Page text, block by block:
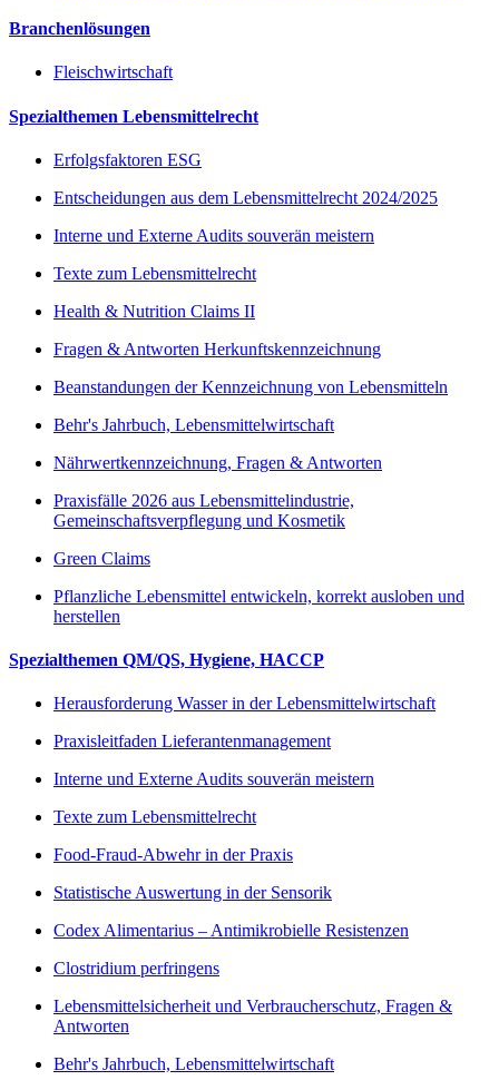
Branchenlösungen
Fleischwirtschaft
Spezialthemen Lebensmittelrecht
Erfolgsfaktoren ESG
Entscheidungen aus dem Lebensmittelrecht 2024/2025
Interne und Externe Audits souverän meistern
Texte zum Lebensmittelrecht
Health & Nutrition Claims II
Fragen & Antworten Herkunftskennzeichnung
Beanstandungen der Kennzeichnung von Lebensmitteln
Behr's Jahrbuch, Lebensmittelwirtschaft
Nährwertkennzeichnung, Fragen & Antworten
Praxisfälle 2026 aus Lebensmittelindustrie,
Gemeinschaftsverpflegung und Kosmetik
Green Claims
Pflanzliche Lebensmittel entwickeln, korrekt ausloben und
herstellen
Spezialthemen QM/QS, Hygiene, HACCP
Herausforderung Wasser in der Lebensmittelwirtschaft
Praxisleitfaden Lieferantenmanagement
Interne und Externe Audits souverän meistern
Texte zum Lebensmittelrecht
Food-Fraud-Abwehr in der Praxis
Statistische Auswertung in der Sensorik
Codex Alimentarius – Antimikrobielle Resistenzen
Clostridium perfringens
Lebensmittelsicherheit und Verbraucherschutz, Fragen &
Antworten
Behr's Jahrbuch, Lebensmittelwirtschaft